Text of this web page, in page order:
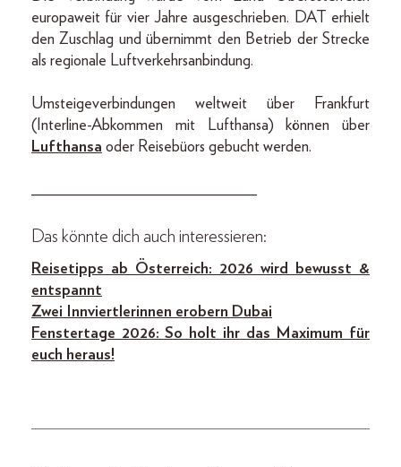
europaweit für vier Jahre ausgeschrieben. DAT erhielt
den Zuschlag und übernimmt den Betrieb der Strecke
als regionale Luftverkehrsanbindung.
Umsteigeverbindungen weltweit über Frankfurt
(Interline-Abkommen mit Lufthansa) können über
Lufthansa oder Reisebüors gebucht werden.
____________________________
Das könnte dich auch interessieren:
Reisetipps ab Österreich: 2026 wird bewusst &
entspannt
Zwei Innviertlerinnen erobern Dubai
Fenstertage 2026: So holt ihr das Maximum für
euch heraus!